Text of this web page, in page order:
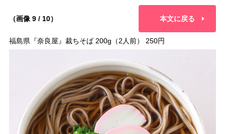
（画像 9 / 10） 本文に戻る
福島県『奈良屋』裁ちそば 200g（2人前） 250円